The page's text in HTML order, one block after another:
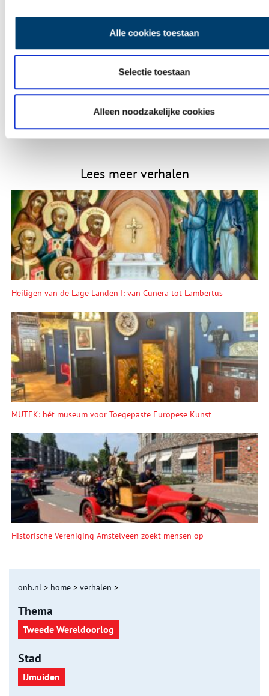
Alle cookies toestaan
Selectie toestaan
Alleen noodzakelijke cookies
E-mail*
Vink dit aan als u op de hoogte gehouden wil worden.
Lees meer verhalen
Heiligen van de Lage Landen I: van Cunera tot Lambertus
MUTEK: hét museum voor Toegepaste Europese Kunst
Historische Vereniging Amstelveen zoekt mensen op
onh.nl > home > verhalen >
Thema
Tweede Wereldoorlog
Stad
IJmuiden